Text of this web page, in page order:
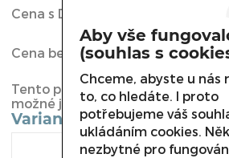
Cena s DPH:
Cena bez DPH:
Tento produkt byl vyřazen z naší
možné jej u nás koupit.
Varianta
Aby vše
(souhlas s
Chceme, abyste u nás
to, co hledáte. I proto
potřebujeme váš
ukládáním cookies.
nezbytné pro